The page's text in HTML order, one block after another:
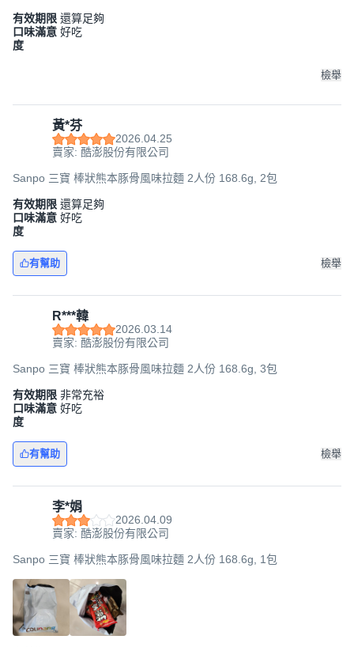
有效期限 還算足夠
口味滿意
度
好吃
檢舉
黃*芬
2026.04.25
賣家: 酷澎股份有限公司
Sanpo 三寶 棒狀熊本豚骨風味拉麵 2人份 168.6g, 2包
有效期限 還算足夠
口味滿意
度
好吃
有幫助 檢舉
R***韓
2026.03.14
賣家: 酷澎股份有限公司
Sanpo 三寶 棒狀熊本豚骨風味拉麵 2人份 168.6g, 3包
有效期限 非常充裕
口味滿意
度
好吃
有幫助 檢舉
李*娟
2026.04.09
賣家: 酷澎股份有限公司
Sanpo 三寶 棒狀熊本豚骨風味拉麵 2人份 168.6g, 1包